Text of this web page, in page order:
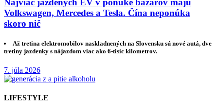
Najviac jazdených EV v ponuke bazárov majú
Volkswagen, Mercedes a Tesla. Čína neponúka
skoro nič
Až tretina elektromobilov naskladnených na Slovensku sú nové autá, dve
tretiny jazdenky s nájazdom viac ako 6-tisíc kilometrov.
7. júla 2026
LIFESTYLE